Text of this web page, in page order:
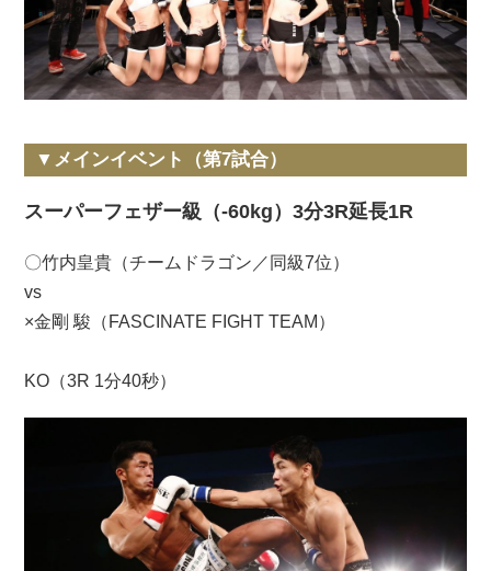
▼メインイベント（第7試合）
スーパーフェザー級（-60kg）3分3R延長1R
〇竹内皇貴（チームドラゴン／同級7位）
vs
×金剛 駿（FASCINATE FIGHT TEAM）
KO（3R 1分40秒）